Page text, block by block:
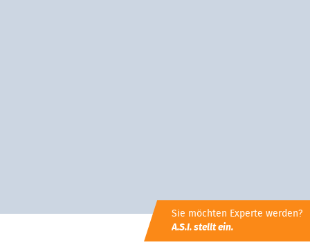
Sie möchten Experte werden?
A.S.I. stellt ein.